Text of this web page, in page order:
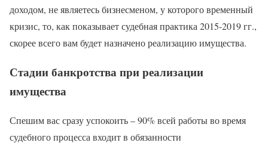
доходом, не являетесь бизнесменом, у которого временный
кризис, то, как показывает судебная практика 2015-2019 гг.,
скорее всего вам будет назначено реализацию имущества.
Стадии банкротства при реализации
имущества
Спешим вас сразу успокоить – 90% всей работы во время
судебного процесса входит в обязанности